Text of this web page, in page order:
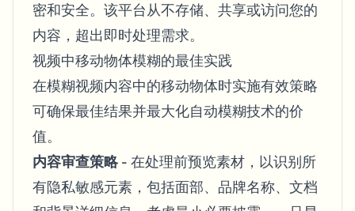
密和安全。该平台从不存储、共享或访问您的
内容，超出即时处理需求。
视频中移动物体模糊的最佳实践
在模糊视频内容中的移动物体时实施有效策略
可确保最佳结果并最大化自动模糊技术的价
值。
内容审查策略 - 在处理前预览素材，以识别所
有隐私敏感元素，包括面部、品牌名称、文档